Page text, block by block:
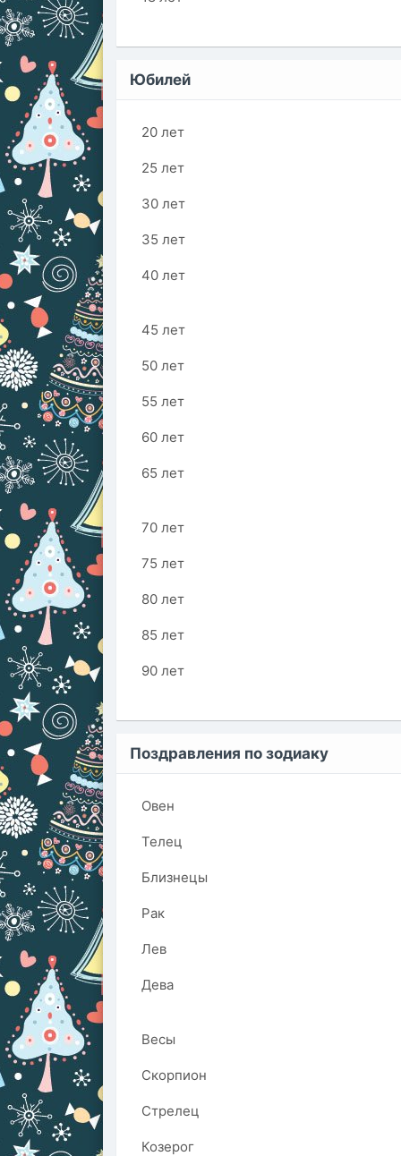
Юбилей
20 лет
25 лет
30 лет
35 лет
40 лет
45 лет
50 лет
55 лет
60 лет
65 лет
70 лет
75 лет
80 лет
85 лет
90 лет
Поздравления по зодиаку
Овен
Телец
Близнецы
Рак
Лев
Дева
Весы
Скорпион
Стрелец
Козерог